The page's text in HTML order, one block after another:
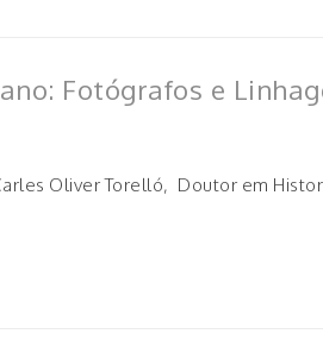
Fotógrafos e
Oliver Torelló, Doutor em